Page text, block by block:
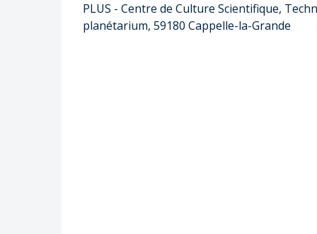
PLUS - Centre de Culture Scientifique,
planétarium, 59180 Cappelle-la-Grande